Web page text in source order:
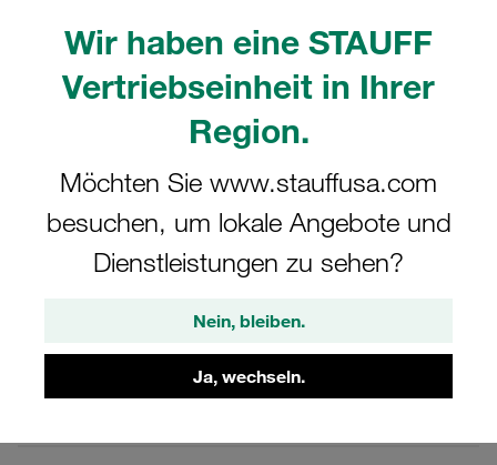
Wir haben eine STAUFF
Vertriebseinheit in Ihrer
Region.
Möchten Sie www.stauffusa.com
besuchen, um lokale Angebote und
Dienstleistungen zu sehen?
Nein, bleiben.
Ja, wechseln.
tatsächlichen Produkt abweichen.
6S Ø63,5mm Aluminium W10 Deckpl.,
AS-Schraube, SI-Blech Anschweißpl.
SPAL-6063.5-AL-DPAL-AS-SI-M-W10
Technische Daten ansehen